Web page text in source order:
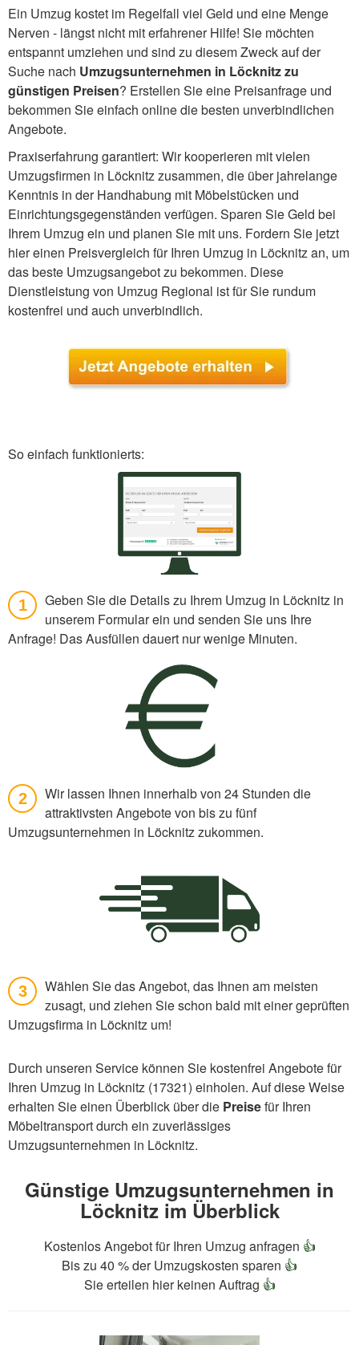
Ein Umzug kostet im Regelfall viel Geld und eine Menge
Nerven - längst nicht mit erfahrener Hilfe! Sie möchten
entspannt umziehen und sind zu diesem Zweck auf der
Suche nach Umzugsunternehmen in Löcknitz zu
günstigen Preisen? Erstellen Sie eine Preisanfrage und
bekommen Sie einfach online die besten unverbindlichen
Angebote.
Praxiserfahrung garantiert: Wir kooperieren mit vielen
Umzugsfirmen in Löcknitz zusammen, die über jahrelange
Kenntnis in der Handhabung mit Möbelstücken und
Einrichtungsgegenständen verfügen. Sparen Sie Geld bei
Ihrem Umzug ein und planen Sie mit uns. Fordern Sie jetzt
hier einen Preisvergleich für Ihren Umzug in Löcknitz an, um
das beste Umzugsangebot zu bekommen. Diese
Dienstleistung von Umzug Regional ist für Sie rundum
kostenfrei und auch unverbindlich.
So einfach funktionierts:
1
Geben Sie die Details zu Ihrem Umzug in Löcknitz in
unserem Formular ein und senden Sie uns Ihre
Anfrage! Das Ausfüllen dauert nur wenige Minuten.
2
Wir lassen Ihnen innerhalb von 24 Stunden die
attraktivsten Angebote von bis zu fünf
Umzugsunternehmen in Löcknitz zukommen.
3
Wählen Sie das Angebot, das Ihnen am meisten
zusagt, und ziehen Sie schon bald mit einer geprüften
Umzugsfirma in Löcknitz um!
Durch unseren Service können Sie kostenfrei Angebote für
Ihren Umzug in Löcknitz (17321) einholen. Auf diese Weise
erhalten Sie einen Überblick über die Preisefür Ihren
Möbeltransport durch ein zuverlässiges
Umzugsunternehmen in Löcknitz.
Günstige Umzugsunternehmen in
Löcknitz im Überblick
Kostenlos Angebot für Ihren Umzug anfragen 👍
Bis zu 40 % der Umzugskosten sparen 👍
Sie erteilen hier keinen Auftrag 👍